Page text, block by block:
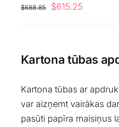
$688.85
Original
$615.25Current
Kartona tūbas
Kartona tūbas ar
var aizņemt vairākas
pasūti papīra maisiņus